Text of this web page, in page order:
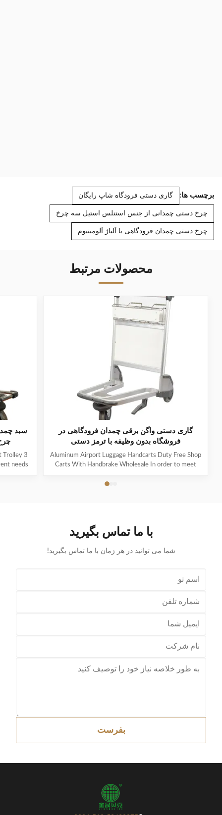
برچسب ها: گاری دستی فرودگاه شاپ رایگان
چرخ دستی چمدانی از جنس استنلس استیل سه چرخ
چرخ دستی چمدان فرودگاهی با آلیاژ آلومینیوم
محصولات مرتبط
گاری دستی واگن برقی چمدان فرودگاهی در
فروشگاه بدون وظیفه با ترمز دستی
Aluminum Airport Luggage Handcarts Duty Free Shop
Carts With Handbrake Wholesale In order to meet
will also be equipped with different types of trolleys.
parking lots and other areas, making it convenient for
سبد
چرخ
Trolley
needs
با ما تماس بگیرید
شما می توانید در هر زمان با ما تماس بگیرید!
بفرست